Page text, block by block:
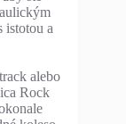
istotou a
alebo
Rock